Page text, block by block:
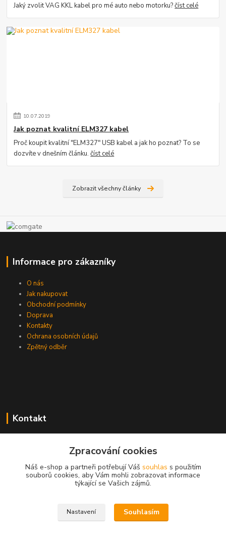
Jaký zvolit VAG KKL kabel pro mé auto nebo motorku?číst celé
10.07.2019
Jak poznat kvalitní ELM327 kabel
Proč koupit kvalitní "ELM327" USB kabel a jak ho poznat? To se
dozvíte v dnešním článku.číst celé
Zobrazit všechny články
Informace pro zákazníky
O nás
Jak nakupovat
Obchodní podmínky
Doprava
Kontakty
Ochrana osobních údajů
Zpětný odběr
Kontakt
Zpracování cookies
Náš e-shop a partneři potřebují Váš souhlas s použitím
souborů cookies, aby Vám mohli zobrazovat informace
týkající se Vašich zájmů.
Nastavení Souhlasím